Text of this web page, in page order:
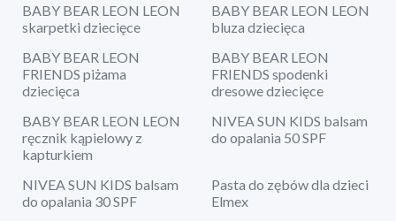
BABY BEAR LEON LEON
skarpetki dziecięce
BABY BEAR LEON LEON
bluza dziecięca
BABY BEAR LEON
FRIENDS piżama
dziecięca
BABY BEAR LEON
FRIENDS spodenki
dresowe dziecięce
BABY BEAR LEON LEON
ręcznik kąpielowy z
kapturkiem
NIVEA SUN KIDS balsam
do opalania 50 SPF
NIVEA SUN KIDS balsam
do opalania 30 SPF
Pasta do zębów dla dzieci
Elmex